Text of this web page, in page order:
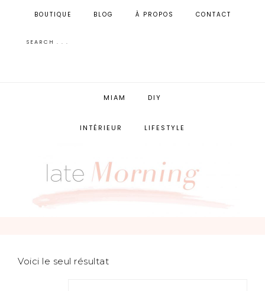
BOUTIQUE BLOG À PROPOS CONTACT
MIAM DIY
INTÉRIEUR LIFESTYLE
Voici le seul résultat